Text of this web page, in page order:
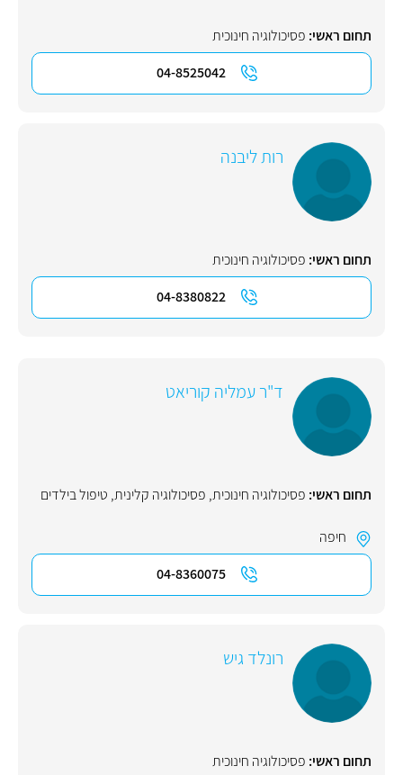
תחום ראשי: פסיכולוגיה חינוכית
04-8525042
רות ליבנה
תחום ראשי: פסיכולוגיה חינוכית
04-8380822
ד"ר עמליה קוריאט
תחום ראשי: פסיכולוגיה חינוכית, פסיכולוגיה קלינית, טיפול בילדים
חיפה
04-8360075
רונלד גיש
תחום ראשי: פסיכולוגיה חינוכית